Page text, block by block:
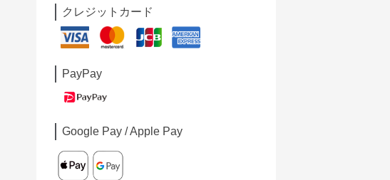
クレジットカード
PayPay
Google Pay / Apple Pay